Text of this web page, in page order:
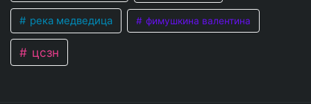
река медведица фимушкина валентина
цсзн